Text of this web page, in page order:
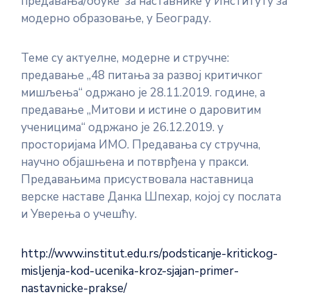
модерно образовање, у Београду.
Теме су актуелне, модерне и стручне:
предавање ,,48 питања за развој критичког
мишљења“ одржано је 28.11.2019. године, а
предавање ,,Митови и истине о даровитим
ученицима“ одржано је 26.12.2019. у
просторијама ИМО. Предавања су стручна,
научно објашњена и потврђена у пракси.
Предавањима присуствовала наставница
верске наставе Данка Шпехар, којој су послата
и Уверења о учешћу.
http://www.institut.edu.rs/podsticanje-kritickog-
misljenja-kod-ucenika-kroz-sjajan-primer-
nastavnicke-prakse/